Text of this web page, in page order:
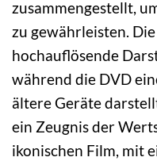
zusammengestellt,
zu gewährleisten.
hochauflösende
während die DVD
ältere Geräte
ein Zeugnis der
ikonischen Film, mit